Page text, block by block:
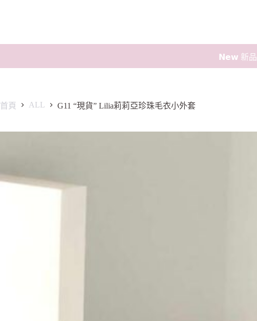
𝗡𝗲𝘄 新品
首頁 ALL G11 “現貨” Lilia莉莉亞珍珠毛衣小外套